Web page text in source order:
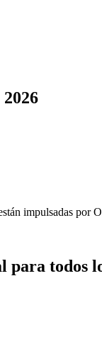
impulsadas por
todos